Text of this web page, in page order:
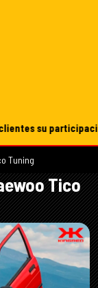
su participación
Tuning
Tico